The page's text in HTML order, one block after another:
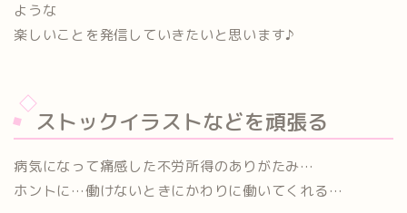
ような
楽しいことを発信していきたいと思います♪
ストックイラストなどを頑張る
病気になって痛感した不労所得のありがたみ…
ホントに…働けないときにかわりに働いてくれる…